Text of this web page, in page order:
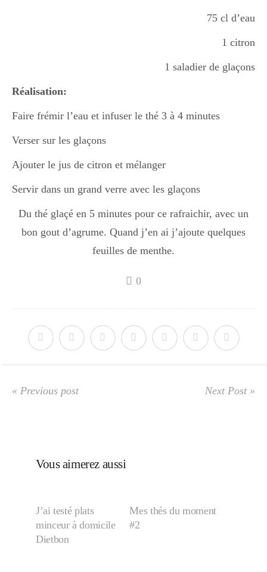
Mes amis en cuisine
Recettes Végétariennes
Resto
Divers
cupcake
75 cl d’eau
1 citron
1 saladier de glaçons
Réalisation:
Faire frémir l’eau et infuser le thé 3 à 4 minutes
Verser sur les glaçons
Ajouter le jus de citron et mélanger
Servir dans un grand verre avec les glaçons
Du thé glaçé en 5 minutes pour ce rafraichir, avec un
bon gout d’agrume. Quand j’en ai j’ajoute quelques
feuilles de menthe.
0
« Previous post Next Post »
Vous aimerez aussi
J’ai testé plats
minceur à domicile
Dietbon
Mes thés du moment
#2